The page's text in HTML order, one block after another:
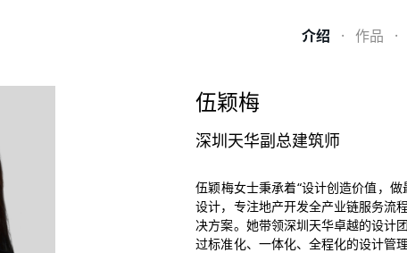
介绍 · 作品 ·
伍颖梅
深圳天华副总建筑师
伍颖梅女士秉承着“设计创造价值，
设计，专注地产开发全产业链服务流
决方案。她带领深圳天华卓越的设计
过标准化、一体化、全程化的设计管